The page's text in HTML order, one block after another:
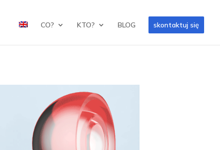
CO? KTO? BLOG skontaktuj się